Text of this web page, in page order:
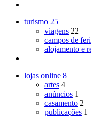
turismo 25
viagens 22
campos de
alojamento e
lojas online 8
artes 4
anúncios 1
casamento 2
publicações 1